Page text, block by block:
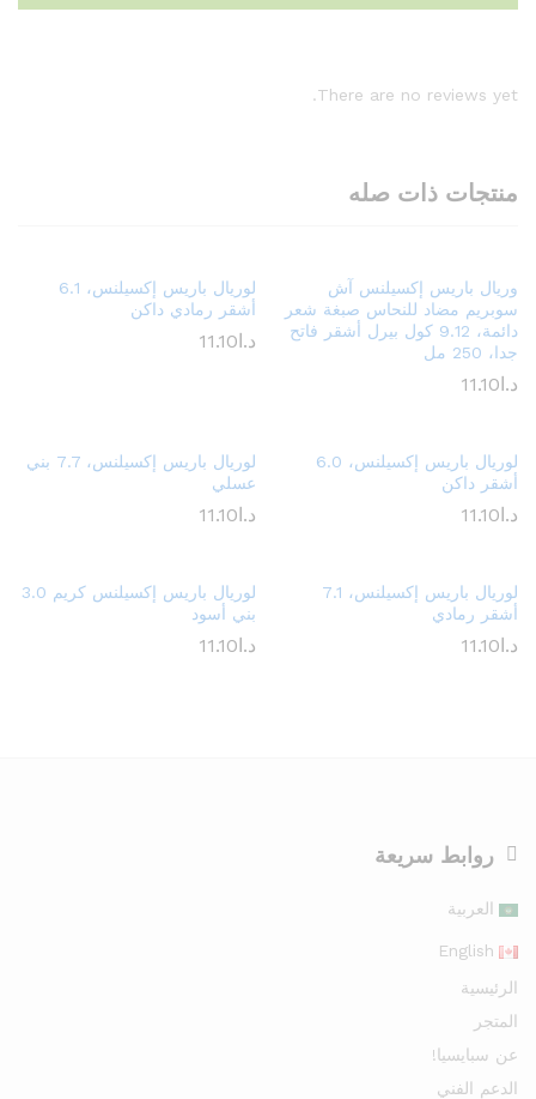
There are no reviews yet.
منتجات ذات صله
وريال باريس إكسيلنس آش
سوبريم مضاد للنحاس صبغة شعر
دائمة، 9.12 كول بيرل أشقر فاتح
جدا، 250 مل
د.ا11.10
لوريال باريس إكسيلنس، 6.1
أشقر رمادي داكن
د.ا11.10
لوريال باريس إكسيلنس، 6.0
أشقر داكن
د.ا11.10
لوريال باريس إكسيلنس، 7.7 بني
عسلي
د.ا11.10
لوريال باريس إكسيلنس، 7.1
أشقر رمادي
د.ا11.10
لوريال باريس إكسيلنس كريم 3.0
بني أسود
د.ا11.10
روابط سريعة
العربية
English
الرئيسية
المتجر
عن سبايسيا!
الدعم الفني